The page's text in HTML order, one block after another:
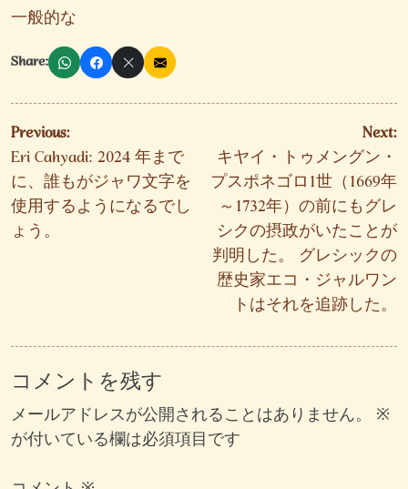
一般的な
Share:
投
稿
ナ
ビ
ゲ
ン
Previous:
Eri Cahyadi: 2024 年まで
に、誰もがジャワ文字を
使用するようになるでし
ょう。
Next:
キヤイ・トゥメングン・
プスポネゴロ1世（1669年
～1732年）の前にもグレ
シクの摂政がいたことが
判明した。 グレシックの
歴史家エコ・ジャルワン
トはそれを追跡した。
コメントを残す
メールアドレスが公開されることはありません。 ※
が付いている欄は必須項目です